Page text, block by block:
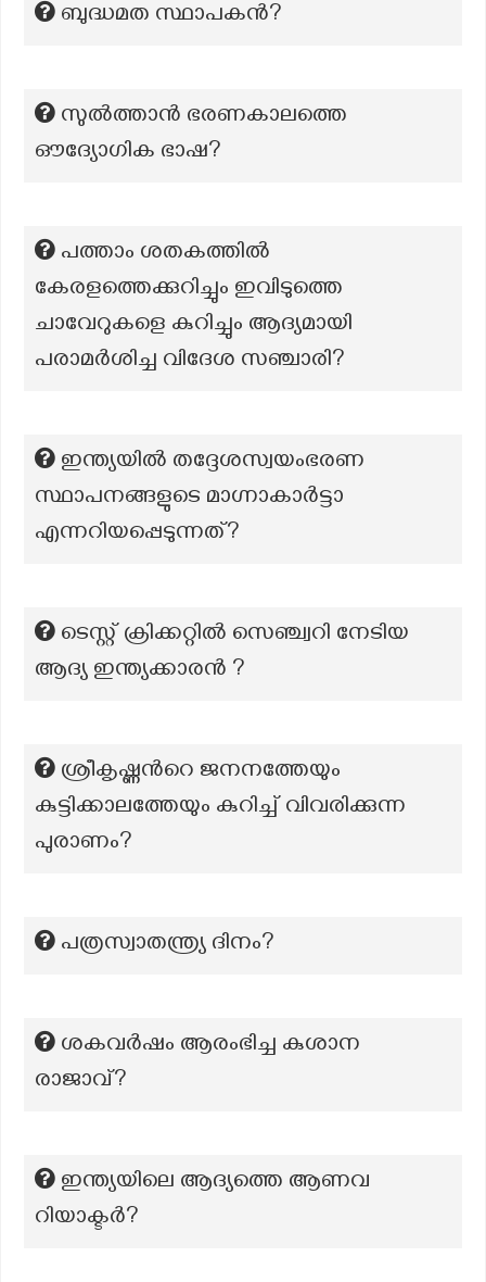
ബുദ്ധമത സ്ഥാപകൻ?
സുൽത്താൻ ഭരണകാലത്തെ
ഔദ്യോഗിക ഭാഷ?
പത്താം ശതകത്തിൽ
കേരളത്തെക്കുറിച്ചും ഇവിടുത്തെ
ചാവേറുകളെ കുറിച്ചും ആദ്യമായി
പരാമർശിച്ച വിദേശ സഞ്ചാരി?
ഇന്ത്യയിൽ തദ്ദേശസ്വയംഭരണ
സ്ഥാപനങ്ങളുടെ മാഗ്നാകാർട്ടാ
എന്നറിയപ്പെടുന്നത്?
ടെസ്റ്റ് ക്രിക്കറ്റിൽ സെഞ്ച്വറി നേടിയ
ആദ്യ ഇന്ത്യക്കാരൻ ?
ശ്രീകൃഷ്ണന്‍റെ ജനനത്തേയും
കുട്ടിക്കാലത്തേയും കുറിച്ച് വിവരിക്കുന്ന
പുരാണം?
പത്രസ്വാതന്ത്ര്യ ദിനം?
ശകവർഷം ആരംഭിച്ച കുശാന
രാജാവ്?
ഇന്ത്യയിലെ ആദ്യത്തെ ആണവ
റിയാക്ടർ?